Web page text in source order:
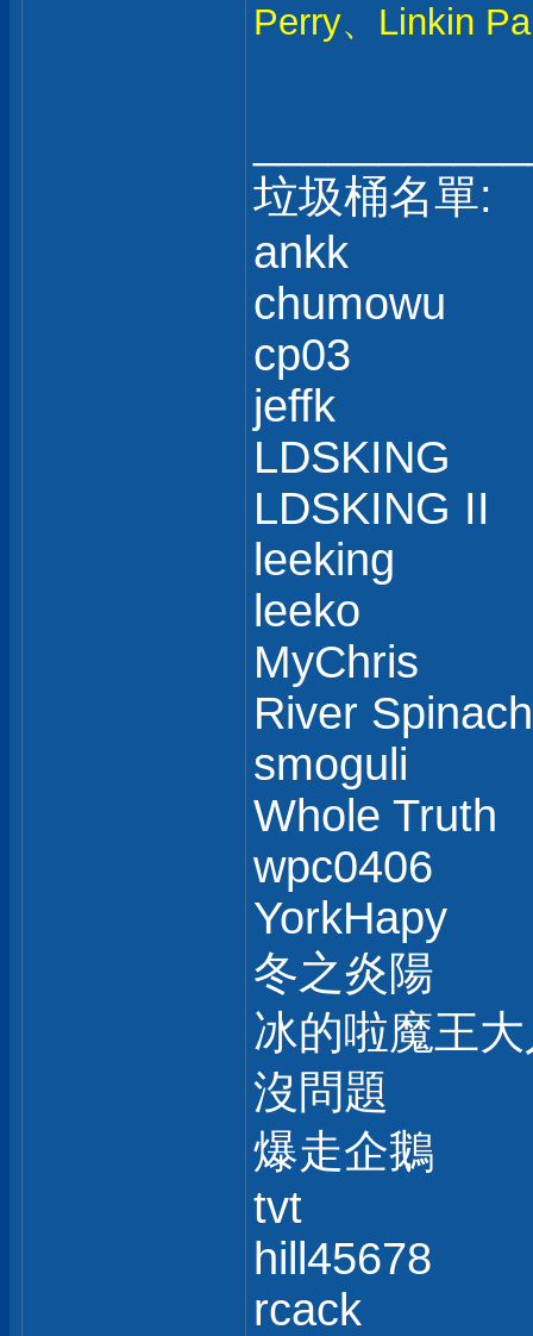
Perry、Linkin
垃圾桶名單:
ankk
chumowu
cp03
jeffk
LDSKING
LDSKING II
leeking
leeko
MyChris
River Spinach
smoguli
Whole Truth
wpc0406
YorkHapy
冬之炎陽
冰的啦魔王
沒問題
爆走企鵝
tvt
hill45678
rcack